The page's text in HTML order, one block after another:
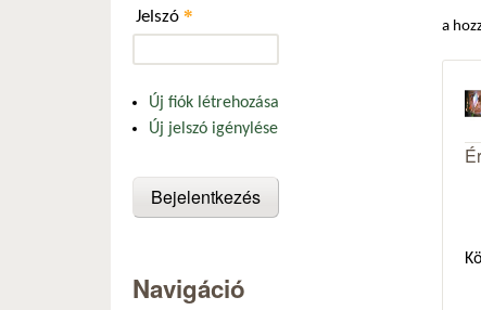
a
Jelszó *
Új fiók létrehozása
Új jelszó igénylése
Navigáció